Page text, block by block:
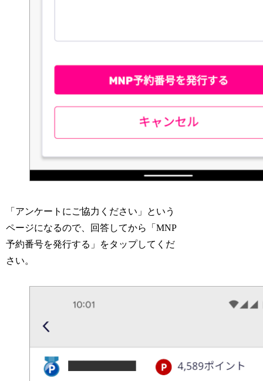
「アンケートにご協力ください」という
ページになるので、回答してから「MNP
予約番号を発行する」をタップしてくだ
さい。